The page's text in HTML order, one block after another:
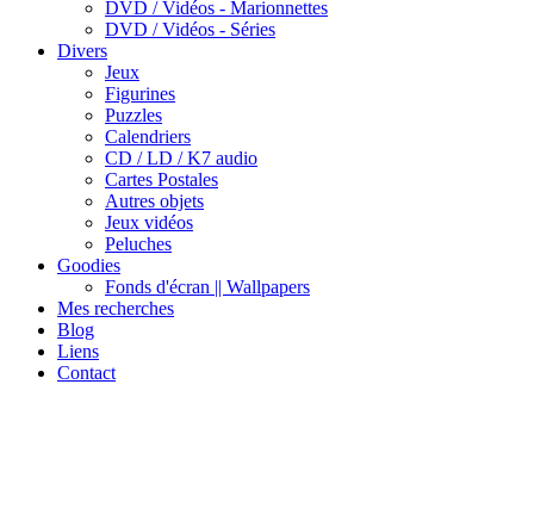
DVD / Vidéos - Marionnettes
DVD / Vidéos - Séries
Divers
Jeux
Figurines
Puzzles
Calendriers
CD / LD / K7 audio
Cartes Postales
Autres objets
Jeux vidéos
Peluches
Goodies
Fonds d'écran || Wallpapers
Mes recherches
Blog
Liens
Contact